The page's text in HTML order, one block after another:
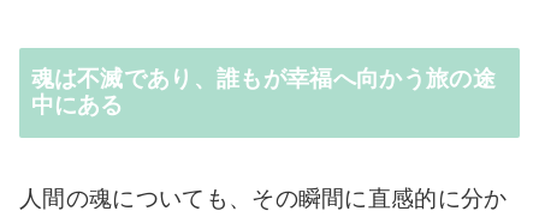
魂は不滅であり、誰もが幸福へ向かう旅の途
中にある
人間の魂についても、その瞬間に直感的に分か